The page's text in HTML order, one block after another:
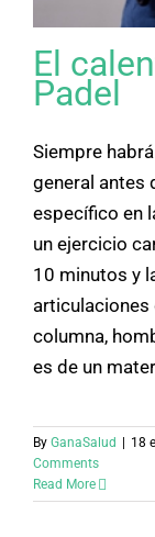
El
Padel
Siempre
general antes
específico en
un ejercicio
10 minutos y
articulaciones
columna,
es de un
By GanaSalud 18
Comments
Read More